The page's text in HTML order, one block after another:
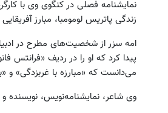
نمایشنامه فصلی در کنگوی وی با
زندگی پاتریس لومومبا، مبارز
امه سزر از شخصیت‌های مطرح در
پیدا کرد که او را در ردیف «فرانتس
می‌دانست که «مبارزه با غربزدگی» و
وی شاعر، نمایشنامه‌نویس،